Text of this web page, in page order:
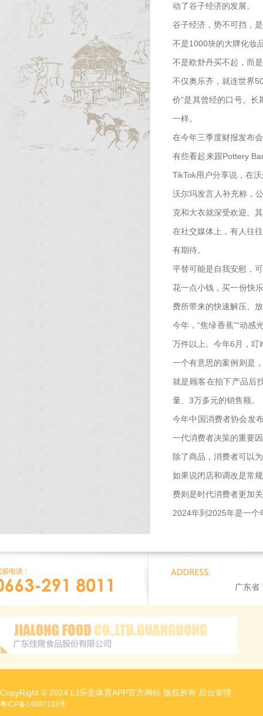
动了谷子经济的发展。
谷子经济，势不可挡，
不是1000块的大牌化妆
不是欧舒丹买不起，而
不仅奥乐齐，就连世界
价”是其曾经的口号。
一样。
在今年三季度财报发布
有些看起来跟Pottery
TikTok用户分享说，在
沃尔玛发言人补充称，
克和大衣就深受欢迎。
在社交媒体上，有人往
有期待。
平替可能是自我安慰，
花一点小钱，买一份快
费所带来的快速解压、
今年，“焦绿香蕉”“动感
万件以上。今年6月，叮
一个有意思的案例则是
就是顾客在拍下产品后
量、3万多元的销售额。
今年中国消费者协会发
一代消费者决策的重要
除了商品，消费者可以
如果说闭店和调改是常
费则是时代消费者更加
2024年到2025年是一个
广东省
CopyRight © 2024 LJ乐竞体育APP官方网站 版权所有 后台管理
粤ICP备14087133号